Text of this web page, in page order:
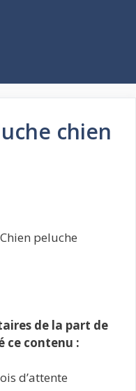
chien
peluche
de la part de
ce contenu :
d’attente